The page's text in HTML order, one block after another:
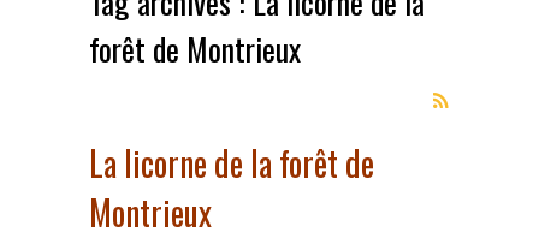
forêt de Montrieux
La licorne de la forêt de
Montrieux